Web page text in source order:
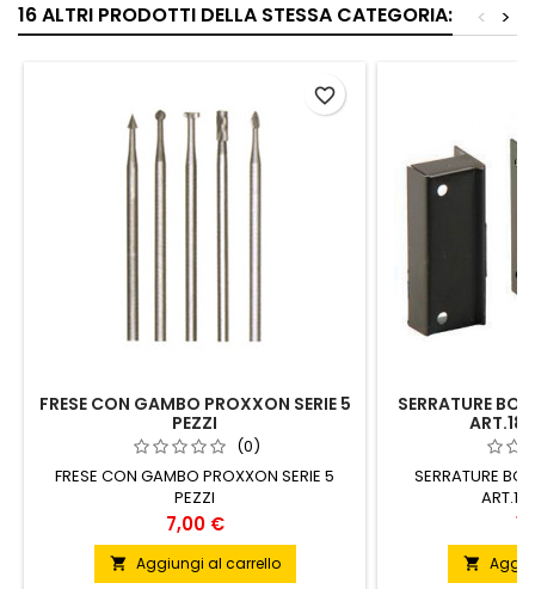
16 ALTRI PRODOTTI DELLA STESSA CATEGORIA: >
<
FRESE CON GAMBO PROXXON SERIE 5
PEZZI
(0)
FRESE CON GAMBO PROXXON SERIE 5
PEZZI
Prezzo
7,00 €
 Aggiungi al carrello
favorite_border
SERRATURE
SERRATURE
